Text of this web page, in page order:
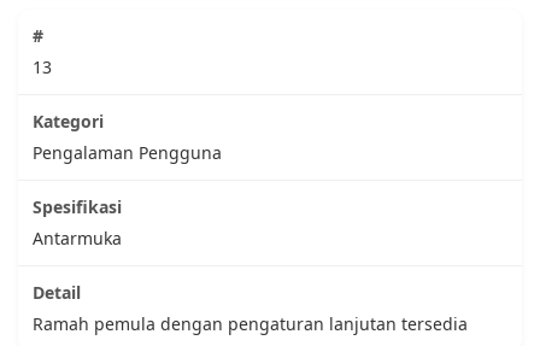
13
Pengalaman Pengguna
Antarmuka
Ramah pemula dengan pengaturan lanjutan tersedia